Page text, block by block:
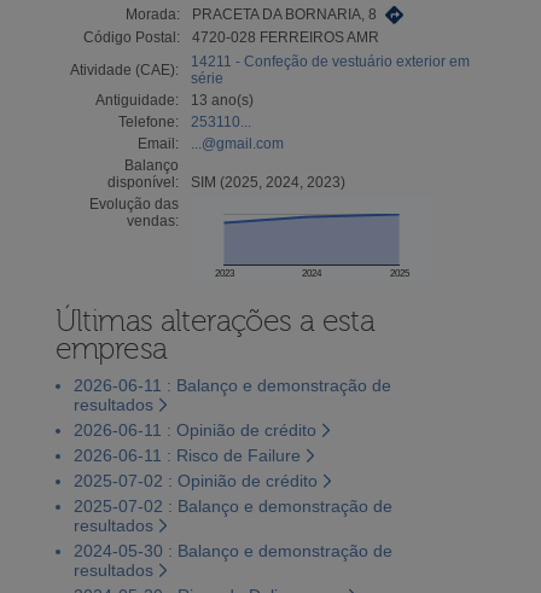
Morada:
PRACETA DA BORNARIA, 8
Código Postal:
4720-028 FERREIROS AMR
Atividade (CAE):
14211 - Confeção de vestuário exterior em
série
Antiguidade:
13 ano(s)
Telefone:
253110...
Email:
...@gmail.com
Balanço
disponível:
SIM (2025, 2024, 2023)
Evolução das
vendas:
2023 2024 2025
Últimas alterações a esta
empresa
2026-06-11 : Balanço e demonstração de
resultados
2026-06-11 : Opinião de crédito
2026-06-11 : Risco de Failure
2025-07-02 : Opinião de crédito
2025-07-02 : Balanço e demonstração de
resultados
2024-05-30 : Balanço e demonstração de
resultados